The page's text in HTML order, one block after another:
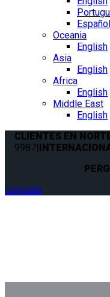
Español
Oceania
English
Asia
English
Africa
English
Middle East
English
CLIENTES EN
9987|
Contacto